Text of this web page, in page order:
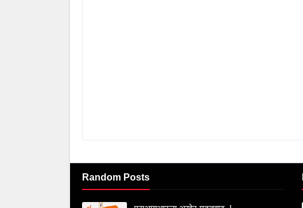
Random Posts